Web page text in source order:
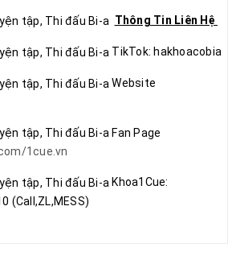
Thông Tin Liên Hệ
TikTok: hakhoacobia
Website
Fan Page
1cue.vn
Khoa1Cue:
(Call,ZL,MESS)